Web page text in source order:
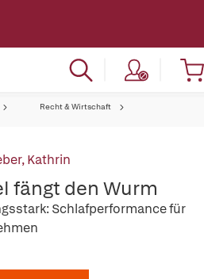
Recht & Wirtschaft
Kathrin
fängt den Wurm
Schlafperformance für